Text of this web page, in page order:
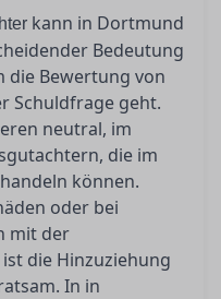
kann in Dortmund
Bedeutung
die Bewertung von
Schuldfrage geht.
neutral, im
die im
können.
oder bei
mit der
die Hinzuziehung
In in